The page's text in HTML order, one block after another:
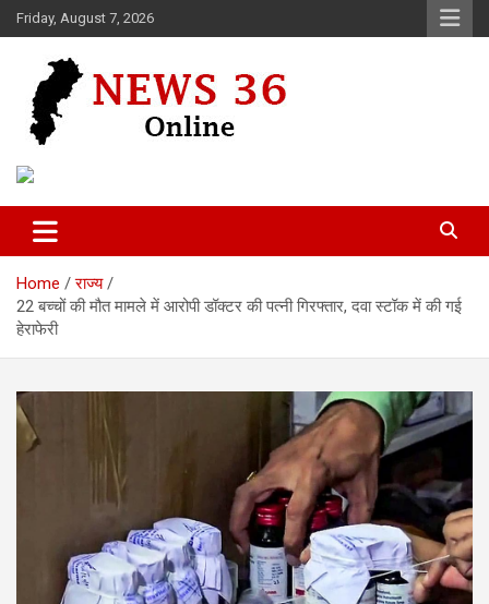
Skip
to
Friday, August 7, 2026
News 36
Home
राज्य
22 बच्चों की मौत मामले में आरोपी डॉक्टर की पत्नी गिरफ्तार, दवा स्टॉक में की गई
हेराफेरी